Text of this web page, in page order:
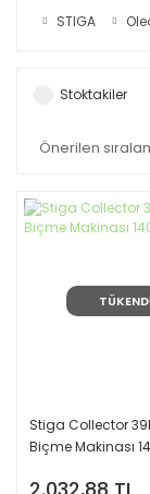
STIGA
Stoktakiler
Stiga Collector
Biçme Makinası